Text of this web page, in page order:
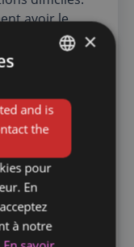
avoir le
satisfaire les
requis pour
Cependant,
peuvent
emploi.
DUTCH
×
and is
the
pour
En
à notre